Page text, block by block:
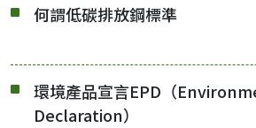
何謂低碳排放鋼標準
環境產品宣言EPD（
Declaration）